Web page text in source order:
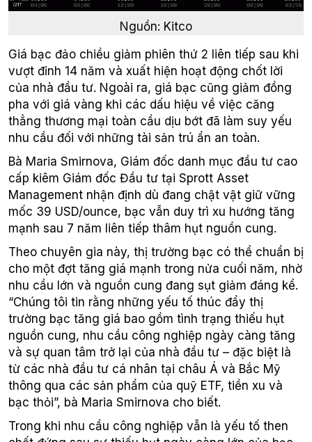
Nguồn: Kitco
Giá bạc đảo chiều giảm phiên thứ 2 liên tiếp sau khi
vượt đỉnh 14 năm và xuất hiện hoạt động chốt lời
của nhà đầu tư. Ngoài ra, giá bạc cũng giảm đồng
pha với giá vàng khi các dấu hiệu về việc căng
thẳng thương mại toàn cầu dịu bớt đã làm suy yếu
nhu cầu đối với những tài sản trú ẩn an toàn.
Bà Maria Smirnova, Giám đốc danh mục đầu tư cao
cấp kiêm Giám đốc Đầu tư tại Sprott Asset
Management nhận định dù đang chật vật giữ vững
mốc 39 USD/ounce, bạc vẫn duy trì xu hướng tăng
mạnh sau 7 năm liên tiếp thâm hụt nguồn cung.
Theo chuyên gia này, thị trường bạc có thể chuẩn bị
cho một đợt tăng giá mạnh trong nửa cuối năm, nhờ
nhu cầu lớn và nguồn cung đang sụt giảm đáng kể.
“Chúng tôi tin rằng những yếu tố thúc đẩy thị
trường bạc tăng giá bao gồm tình trạng thiếu hụt
nguồn cung, nhu cầu công nghiệp ngày càng tăng
và sự quan tâm trở lại của nhà đầu tư – đặc biệt là
từ các nhà đầu tư cá nhân tại châu Á và Bắc Mỹ
thông qua các sản phẩm của quỹ ETF, tiền xu và
bạc thỏi”, bà Maria Smirnova cho biết.
Trong khi nhu cầu công nghiệp vẫn là yếu tố then